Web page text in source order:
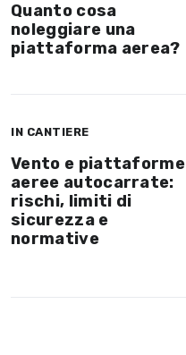
Quanto cosa
noleggiare una
piattaforma aerea?
IN CANTIERE
Vento e piattaforme
aeree autocarrate:
rischi, limiti di
sicurezza e
normative